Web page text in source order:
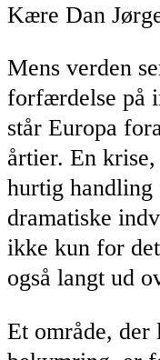
Kære Dan
Mens verden
forfærdelse på
står Europa
årtier. En
hurtig
dramatiske
ikke kun for
også langt ud
Et område,